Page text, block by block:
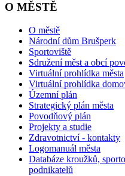
O MĚSTĚ
O městě
Národní dům Brušperk
Sportoviště
Sdružení měst a obcí
Virtuální prohlídka města
Virtuální prohlídka
Územní plán
Strategický plán města
Povodňový plán
Projekty a studie
Zdravotnictví - kontakty
Logomanuál města
Databáze kroužků,
podnikatelů